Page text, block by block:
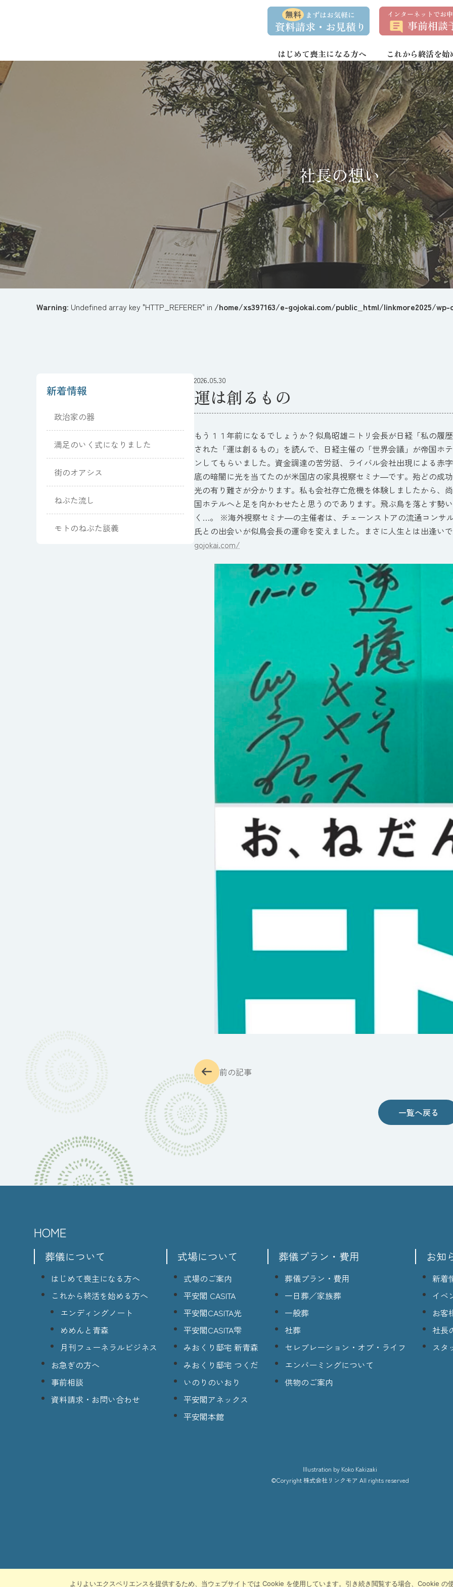
へ
ス
キ
ョ
ン
に
資
求
問
い
合
わ
せ
事
談
はじめて喪主になる方へ これから終活を始
社長の想い
Warning: Undefined array key "HTTP_REFERER" in /home/xs397163/e-gojokai.com/public_html/linkmore2025/
新着情報
政治家の器
満足のいく式になりました
街のオアシス
ねぶた流し
モトのねぶた談義
2026.05.30
運は創るもの
もう１１年前になるでしょうか？似鳥昭雄ニトリ会長が日経「私の履
された「運は創るもの」を読んで、日経主催の「世界会議」が帝国ホ
ンしてもらいました。資金調達の苦労話、ライバル会社出現による
底の暗闇に光を当てたのが米国店の家具視察セミナ―です。殆どの成
光の有り難さが分かります。私も会社存亡危機を体験しましたから、
国ホテルへと足を向かわせたと思うのであります。飛ぶ鳥を落とす勢
く…。 ※海外視察セミナ―の主催者は、チェーンストアの流通コンサ
氏との出会いが似鳥会長の運命を変えました。まさに人生とは出逢い
gojokai.com/
前の記事
一覧へ戻る
HOME
葬儀について
はじめて喪主になる方へ
これから終活を始める方へ
エンディングノート
めめんと青森
月刊フューネラルビジネス
お急ぎの方へ
事前相談
資料請求・お問い合わせ
式場について
式場のご案内
平安閣 CASITA
平安閣CASITA光
平安閣CASITA雫
みおくり邸宅 新青森
みおくり邸宅 つくだ
いのりのいおり
平安閣アネックス
平安閣本館
葬儀プラン・費用
葬儀プラン・費用
一日葬／家族葬
一般葬
社葬
セレブレーション・オブ・ライフ
エンバーミングについて
供物のご案内
お知
新着
イベ
お客
社長
スタ
lllustration by Koko Kakizaki
©Coryright 株式会社リンクモア All rights reserved
よりよいエクスペリエンスを提供するため、当ウェブサイトでは Cookie を使用しています。引き続き閲覧する場合、Cookie の